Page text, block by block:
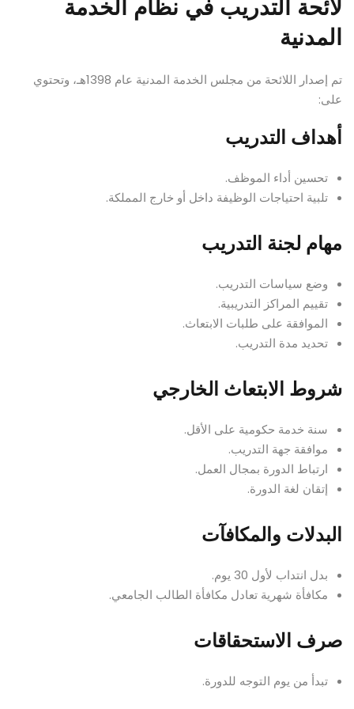
لائحة التدريب في نظام الخدمة
المدنية
تم إصدار اللائحة من مجلس الخدمة المدنية عام 1398هـ، وتحتوي
على:
أهداف التدريب
تحسين أداء الموظف.
تلبية احتياجات الوظيفة داخل أو خارج المملكة.
مهام لجنة التدريب
وضع سياسات التدريب.
تقييم المراكز التدريبية.
الموافقة على طلبات الابتعاث.
تحديد مدة التدريب.
شروط الابتعاث الخارجي
سنة خدمة حكومية على الأقل.
موافقة جهة التدريب.
ارتباط الدورة بمجال العمل.
إتقان لغة الدورة.
البدلات والمكافآت
بدل انتداب لأول 30 يوم.
مكافأة شهرية تعادل مكافأة الطالب الجامعي.
صرف الاستحقاقات
تبدأ من يوم التوجه للدورة.